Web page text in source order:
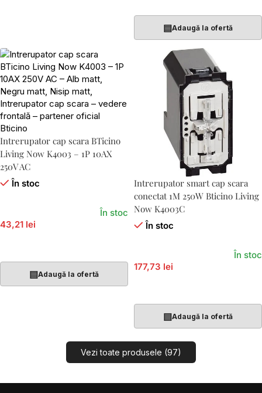
▤Adaugă la ofertă
Intrerupator cap scara BTicino
Living Now K4003 – 1P 10AX
250V AC
În stoc
43,21 lei
În stoc
▤Adaugă la ofertă
Intrerupator smart cap scara
conectat 1M 250W Bticino Living
Now K4003C
În stoc
177,73 lei
În stoc
▤Adaugă la ofertă
Vezi toate produsele (97)